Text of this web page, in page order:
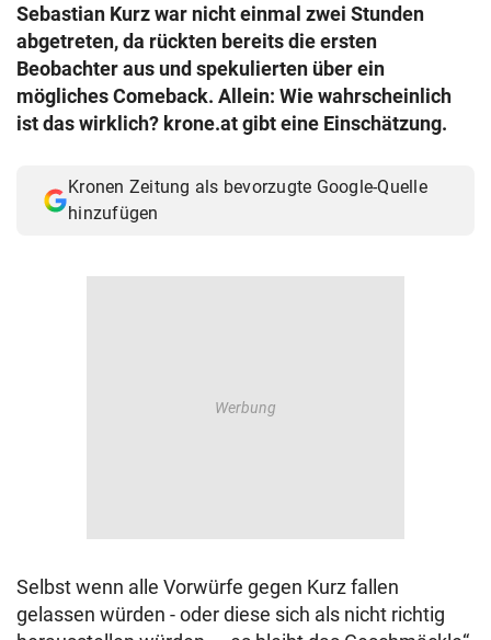
Sebastian Kurz war nicht einmal zwei Stunden
abgetreten, da rückten bereits die ersten
Beobachter aus und spekulierten über ein
mögliches Comeback. Allein: Wie wahrscheinlich
ist das wirklich? krone.at gibt eine Einschätzung.
Kronen Zeitung als bevorzugte Google-Quelle
hinzufügen
Selbst wenn alle Vorwürfe gegen Kurz fallen
gelassen würden - oder diese sich als nicht richtig